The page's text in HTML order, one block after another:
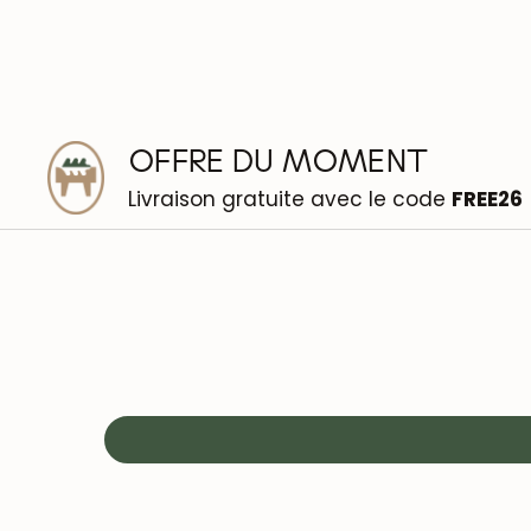
OFFRE DU MOMENT
Livraison gratuite avec le code FREE26